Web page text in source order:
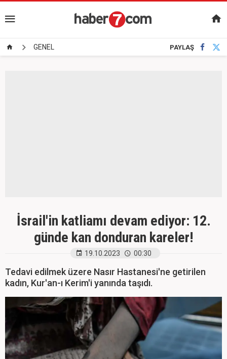
GENEL PAYLAŞ
İsrail'in katliamı devam ediyor: 12.
günde kan donduran kareler!
19.10.2023 00:30
Tedavi edilmek üzere Nasır Hastanesi'ne getirilen
kadın, Kur'an-ı Kerim'i yanında taşıdı.